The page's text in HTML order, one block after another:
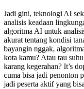
Jadi gini, teknologi AI
analisis keadaan
algoritma AI untuk
akurat tentang kondisi
bayangin nggak,
kota kamu? Atau tau
karang kegerahan? It’s
cuma bisa jadi penonton
jadi peserta aktif yang